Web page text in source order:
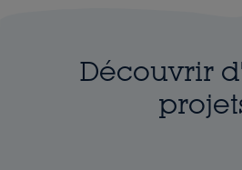
Découvrir